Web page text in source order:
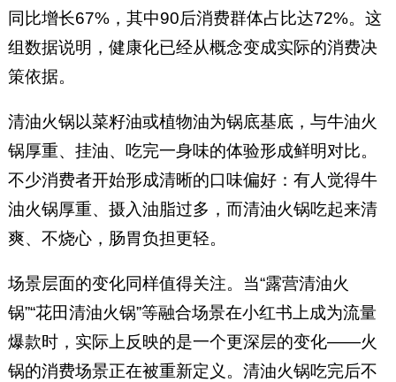
同比增长67%，其中90后消费群体占比达72%。这
组数据说明，健康化已经从概念变成实际的消费决
策依据。
清油火锅以菜籽油或植物油为锅底基底，与牛油火
锅厚重、挂油、吃完一身味的体验形成鲜明对比。
不少消费者开始形成清晰的口味偏好：有人觉得牛
油火锅厚重、摄入油脂过多，而清油火锅吃起来清
爽、不烧心，肠胃负担更轻。
场景层面的变化同样值得关注。当“露营清油火
锅”“花田清油火锅”等融合场景在小红书上成为流量
爆款时，实际上反映的是一个更深层的变化——火
锅的消费场景正在被重新定义。清油火锅吃完后不